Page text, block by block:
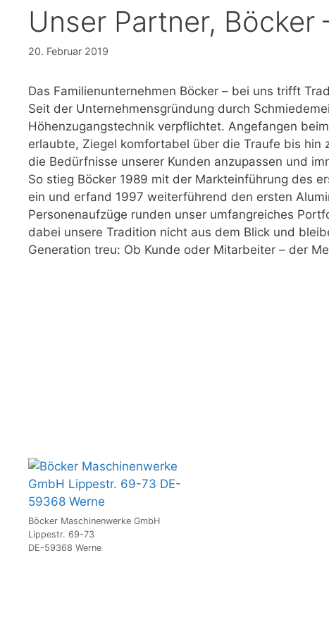
Unser Partner, Böcker
20. Februar 2019
Das Familienunternehmen Böcker – bei uns trifft
Seit der Unternehmensgründung durch
Höhenzugangstechnik verpflichtet. Angefangen
erlaubte, Ziegel komfortabel über die Traufe bis
die Bedürfnisse unserer Kunden anzupassen und
So stieg Böcker 1989 mit der Markteinführung des
ein und erfand 1997 weiterführend den ersten
Personenaufzüge runden unser umfangreiches
dabei unsere Tradition nicht aus dem Blick und
Generation treu: Ob Kunde oder Mitarbeiter – der
Böcker Maschinenwerke GmbH
Lippestr. 69-73
DE-59368 Werne